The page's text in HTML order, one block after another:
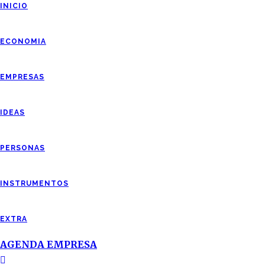
INICIO
ECONOMIA
EMPRESAS
IDEAS
PERSONAS
INSTRUMENTOS
EXTRA
AGENDA EMPRESA